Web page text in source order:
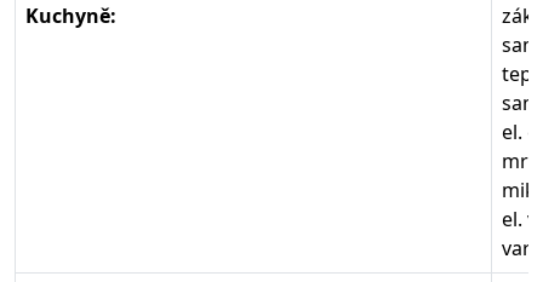
Kuchyně:
el.
el.